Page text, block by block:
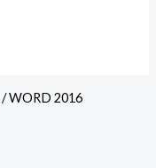
/ WORD 2016